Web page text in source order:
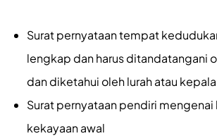
Surat pernyataan tempat
lengkap dan harus ditandatangani
dan diketahui oleh lurah atau
Surat pernyataan pendiri mengenai
kekayaan awal